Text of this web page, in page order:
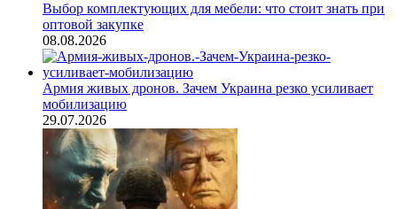
Выбор комплектующих для мебели: что стоит знать при
оптовой закупке
08.08.2026
Армия живых дронов. Зачем Украина резко усиливает
мобилизацию
29.07.2026